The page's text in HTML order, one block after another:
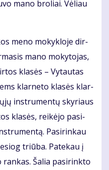
ma­no bro­liai. Vė­liau
me­no mo­kyk­lo­je dir­
ma­no mo­ky­to­jas,
kla­sės – Vy­tau­tas
klar­ne­to kla­sės klar­
in­stru­men­tų sky­riaus
kla­sės, rei­kė­jo pa­si­
Pa­si­rin­kau
triū­ba. Pa­te­kau į
Ša­lia pa­si­rink­to